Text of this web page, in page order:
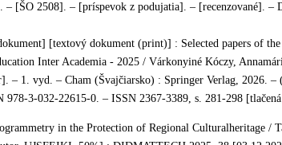
[ŠO 2508]. – [príspevok z podujatia]. – [recenzované]. –
[textový dokument (print)] : Selected papers of
Inter Academia - 2025 / Várkonyiné Kóczy,
– 1. vyd. – Cham (Švajčiarsko) : Springer Verlag, 2026. –
978-3-032-22615-0. – ISSN 2367-3389, s. 281-298
in the Protection of Regional Culturalheritage /